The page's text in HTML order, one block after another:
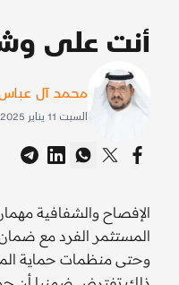
أنت على
محمد آل
السبت 11 يناير 2025 15:4
الإفصاح والشفافية
المستثمر الفرد مع ضمان
وحتى منظمات حماية